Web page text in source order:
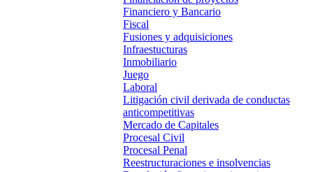
Financiero y Bancario
Fiscal
Fusiones y adquisiciones
Infraestucturas
Inmobiliario
Juego
Laboral
Litigación civil derivada de conductas
anticompetitivas
Mercado de Capitales
Procesal Civil
Procesal Penal
Reestructuraciones e insolvencias